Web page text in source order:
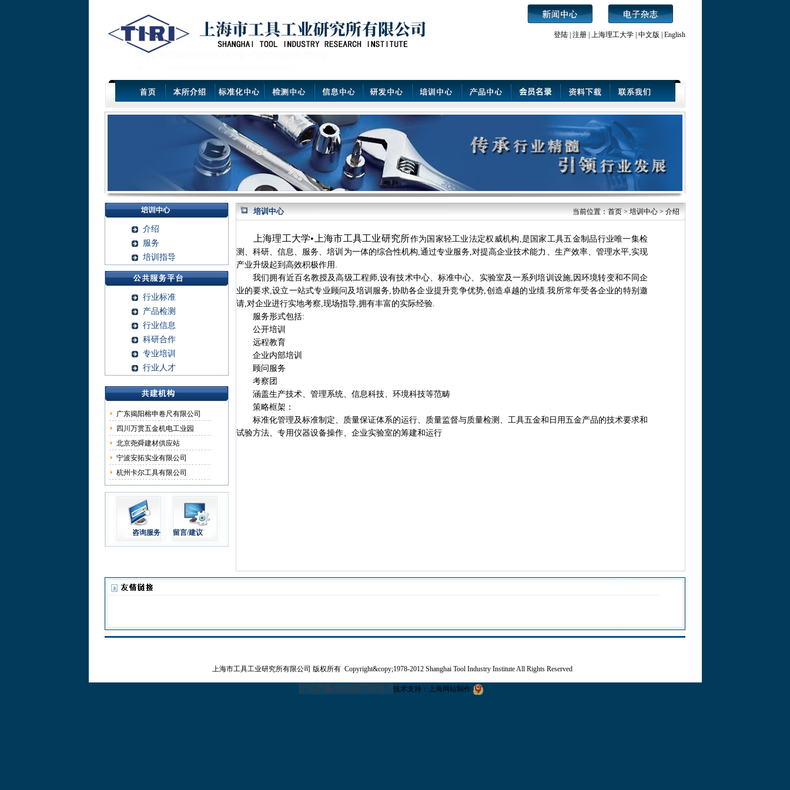
登陆 注册 上海理工大学 中文版 English
介绍
服务
培训指导
行业标准
产品检测
行业信息
科研合作
专业培训
行业人才
广东揭阳榕申卷尺有限公司
四川万贯五金机电工业园
北京尧舜建材供应站
宁波安拓实业有限公司
杭州卡尔工具有限公司
咨询服务 留言/建议
培训中心 当前位置： 首页 > 培训中心 > 介绍
上海理工大学•上海市工具工业研究所作为国家轻工业法定权威机构,是国家工具五金制品行业唯一集检
测、科研、信息、服务、培训为一体的综合性机构,通过专业服务,对提高企业技术能力、生产效率、管理水平,实现
产业升级起到高效积极作用.
我们拥有近百名教授及高级工程师,设有技术中心、标准中心、实验室及一系列培训设施,因环境转变和不同企
业的要求,设立一站式专业顾问及培训服务,协助各企业提升竞争优势,创造卓越的业绩.我所常年受各企业的特别邀
请,对企业进行实地考察,现场指导,拥有丰富的实际经验.
服务形式包括:
公开培训
远程教育
企业内部培训
顾问服务
考察团
涵盖生产技术、管理系统、信息科技、环境科技等范畴
策略框架：
标准化管理及标准制定、质量保证体系的运行、质量监督与质量检测、工具五金和日用五金产品的技术要求和
试验方法、专用仪器设备操作、企业实验室的筹建和运行
上海市工具工业研究所有限公司 版权所有 Copyright&copy;1978-2012 Shanghai Tool Industry Institute All Rights Reserved
沪ICP备19008736号-1 技术支持： 上海网站制作